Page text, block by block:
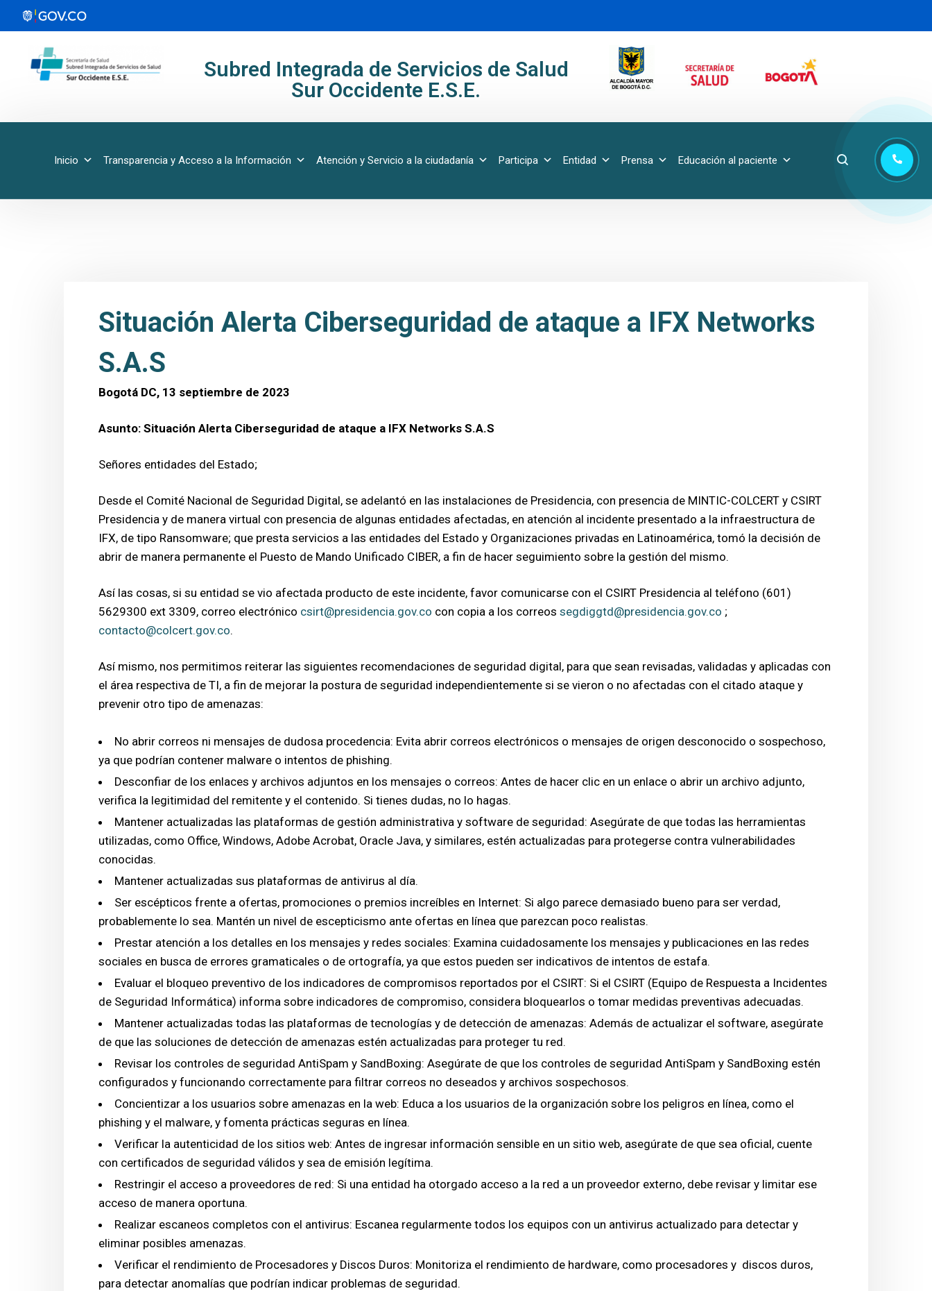
Subred Integrada de Servicios de Salud
Sur Occidente E.S.E.
Inicio Transparencia y Acceso a la Información Atención y Servicio a la ciudadanía Participa Entidad Prensa Educación al paciente
Situación Alerta Ciberseguridad de ataque a IFX Networks
S.A.S
Bogotá DC, 13 septiembre de 2023
Asunto: Situación Alerta Ciberseguridad de ataque a IFX Networks S.A.S
Señores entidades del Estado;
Desde el Comité Nacional de Seguridad Digital, se adelantó en las instalaciones de Presidencia, con presencia de MINTIC-COLCERT y CSIRT
Presidencia y de manera virtual con presencia de algunas entidades afectadas, en atención al incidente presentado a la infraestructura de
IFX, de tipo Ransomware; que presta servicios a las entidades del Estado y Organizaciones privadas en Latinoamérica, tomó la decisión de
abrir de manera permanente el Puesto de Mando Unificado CIBER, a fin de hacer seguimiento sobre la gestión del mismo.
Así las cosas, si su entidad se vio afectada producto de este incidente, favor comunicarse con el CSIRT Presidencia al teléfono (601)
5629300 ext 3309, correo electrónico csirt@presidencia.gov.co con copia a los correos segdiggtd@presidencia.gov.co ;
contacto@colcert.gov.co.
Así mismo, nos permitimos reiterar las siguientes recomendaciones de seguridad digital, para que sean revisadas, validadas y aplicadas con
el área respectiva de TI, a fin de mejorar la postura de seguridad independientemente si se vieron o no afectadas con el citado ataque y
prevenir otro tipo de amenazas:
No abrir correos ni mensajes de dudosa procedencia: Evita abrir correos electrónicos o mensajes de origen desconocido o sospechoso,
ya que podrían contener malware o intentos de phishing.
Desconfiar de los enlaces y archivos adjuntos en los mensajes o correos: Antes de hacer clic en un enlace o abrir un archivo adjunto,
verifica la legitimidad del remitente y el contenido. Si tienes dudas, no lo hagas.
Mantener actualizadas las plataformas de gestión administrativa y software de seguridad: Asegúrate de que todas las herramientas
utilizadas, como Office, Windows, Adobe Acrobat, Oracle Java, y similares, estén actualizadas para protegerse contra vulnerabilidades
conocidas.
Mantener actualizadas sus plataformas de antivirus al día.
Ser escépticos frente a ofertas, promociones o premios increíbles en Internet: Si algo parece demasiado bueno para ser verdad,
probablemente lo sea. Mantén un nivel de escepticismo ante ofertas en línea que parezcan poco realistas.
Prestar atención a los detalles en los mensajes y redes sociales: Examina cuidadosamente los mensajes y publicaciones en las redes
sociales en busca de errores gramaticales o de ortografía, ya que estos pueden ser indicativos de intentos de estafa.
Evaluar el bloqueo preventivo de los indicadores de compromisos reportados por el CSIRT: Si el CSIRT (Equipo de Respuesta a Incidentes
de Seguridad Informática) informa sobre indicadores de compromiso, considera bloquearlos o tomar medidas preventivas adecuadas.
Mantener actualizadas todas las plataformas de tecnologías y de detección de amenazas: Además de actualizar el software, asegúrate
de que las soluciones de detección de amenazas estén actualizadas para proteger tu red.
Revisar los controles de seguridad AntiSpam y SandBoxing: Asegúrate de que los controles de seguridad AntiSpam y SandBoxing estén
configurados y funcionando correctamente para filtrar correos no deseados y archivos sospechosos.
Concientizar a los usuarios sobre amenazas en la web: Educa a los usuarios de la organización sobre los peligros en línea, como el
phishing y el malware, y fomenta prácticas seguras en línea.
Verificar la autenticidad de los sitios web: Antes de ingresar información sensible en un sitio web, asegúrate de que sea oficial, cuente
con certificados de seguridad válidos y sea de emisión legítima.
Restringir el acceso a proveedores de red: Si una entidad ha otorgado acceso a la red a un proveedor externo, debe revisar y limitar ese
acceso de manera oportuna.
Realizar escaneos completos con el antivirus: Escanea regularmente todos los equipos con un antivirus actualizado para detectar y
eliminar posibles amenazas.
Verificar el rendimiento de Procesadores y Discos Duros: Monitoriza el rendimiento de hardware, como procesadores y discos duros,
para detectar anomalías que podrían indicar problemas de seguridad.